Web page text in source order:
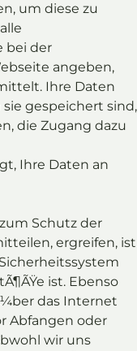
um diese zu
bei der
angeben,
Ihre Daten
gespeichert sind,
die Zugang dazu
Ihre Daten an
Schutz der
ergreifen, ist
ist. Ebenso
das Internet
Abfangen oder
wir uns